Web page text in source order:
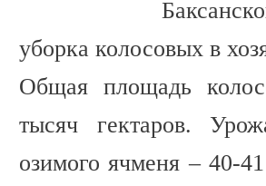
уборка колосовых в
Общая площадь
тысяч гектаров.
озимого ячменя – 40-